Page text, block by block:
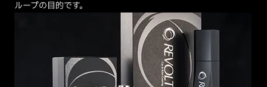
ループの目的です。